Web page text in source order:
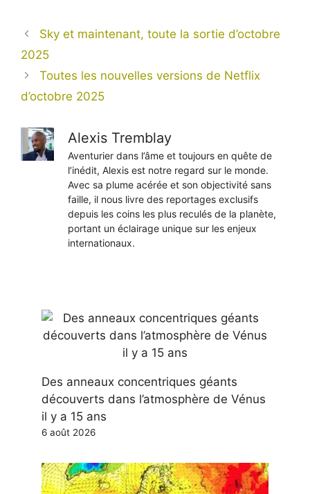
Sky et maintenant, toute la sortie d’octobre
2025
Toutes les nouvelles versions de Netflix
d’octobre 2025
Alexis Tremblay
Aventurier dans l’âme et toujours en quête de
l’inédit, Alexis est notre regard sur le monde.
Avec sa plume acérée et son objectivité sans
faille, il nous livre des reportages exclusifs
depuis les coins les plus reculés de la planète,
portant un éclairage unique sur les enjeux
internationaux.
Des anneaux concentriques géants
découverts dans l’atmosphère de Vénus
il y a 15 ans
6 août 2026